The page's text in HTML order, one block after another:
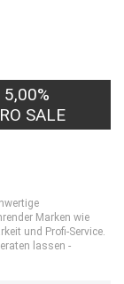
5,00%
SALE
Marken wie
und Profi-Service.
lassen -